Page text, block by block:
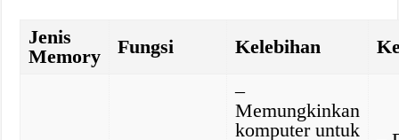
Jenis
Memory
Fungsi Kelebihan
–
Memungkinkan
komputer untuk